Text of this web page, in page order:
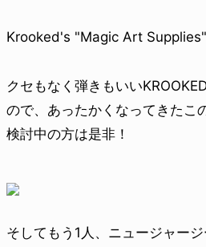
Krooked's "Magic Art
クセもなく弾きもいい
ので、あったかくなってきたこ
検討中の方は是非！
そしてもう1人、ニュージャー